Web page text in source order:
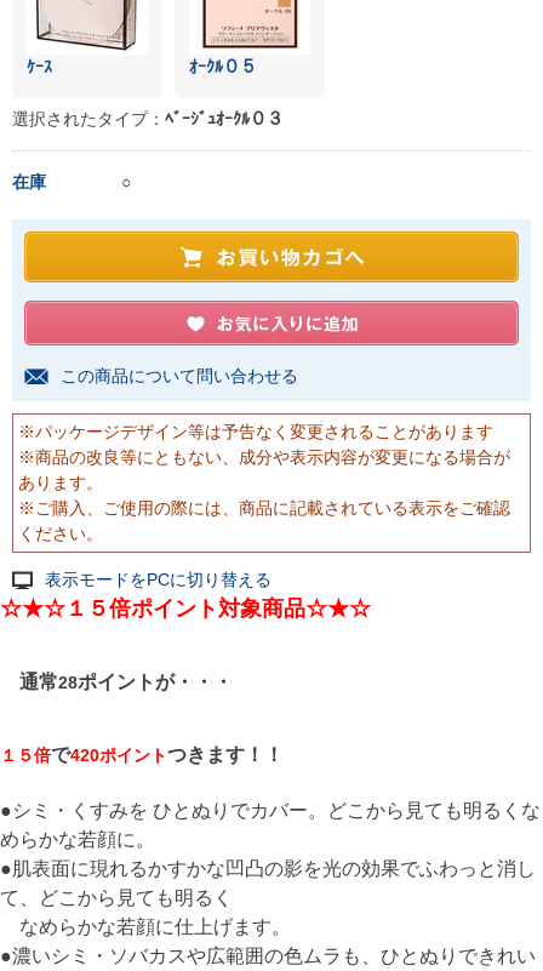
ｹｰｽ ｵｰｸﾙ０５
選択されたタイプ： ﾍﾞｰｼﾞｭｵｰｸﾙ０３
在庫 ○
この商品について問い合わせる
※パッケージデザイン等は予告なく変更されることがあります
※商品の改良等にともない、成分や表示内容が変更になる場合が
あります。
※ご購入、ご使用の際には、商品に記載されている表示をご確認
ください。
表示モードをPCに切り替える
☆★☆１５倍ポイント対象商品☆★☆
通常28ポイントが・・・
１５倍で420ポイントつきます！！
●シミ・くすみを ひとぬりでカバー。どこから見ても明るくな
めらかな若顔に。
●肌表面に現れるかすかな凹凸の影を光の効果でふわっと消し
て、どこから見ても明るく
なめらかな若顔に仕上げます。
●濃いシミ・ソバカスや広範囲の色ムラも、ひとぬりできれい